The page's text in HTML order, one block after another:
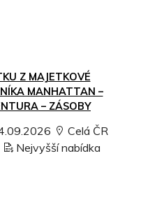
Z MAJETKOVÉ
MANHATTAN –
– ZÁSOBY
Celá ČR
Nejvyšší nabídka